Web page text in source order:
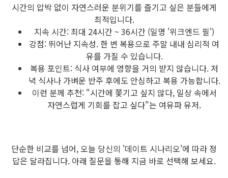
시간의 압박 없이 자연스러운 분위기를 즐기고 싶은 분들에게
최적입니다.
지속 시간: 최대 24시간 ~ 36시간 (일명 '위크엔드 필')
강점: 뛰어난 지속성. 한 번 복용으로 주말 내내 심리적 여
유를 가질 수 있습니다.
복용 포인트: 식사 여부에 영향을 거의 받지 않습니다. 저
녁 식사나 가벼운 반주 후에도 안심하고 복용 가능합니다.
이런 분께 추천: "시간에 쫓기고 싶지 않다, 일상 속에서
자연스럽게 기회를 잡고 싶다"는 여유파 유저.
단순한 비교를 넘어, 오늘 당신의 '데이트 시나리오'에 따라 정
답은 달라집니다. 아래 질문을 통해 지금 바로 선택해 보세요.